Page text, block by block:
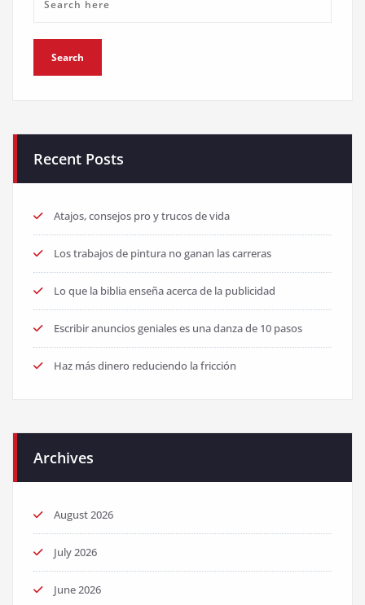
Recent Posts
Atajos, consejos pro y trucos de vida
Los trabajos de pintura no ganan las carreras
Lo que la biblia enseña acerca de la publicidad
Escribir anuncios geniales es una danza de 10 pasos
Haz más dinero reduciendo la fricción
Archives
August 2026
July 2026
June 2026